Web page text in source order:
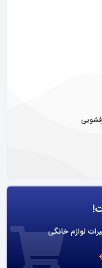
لوازم خانگی